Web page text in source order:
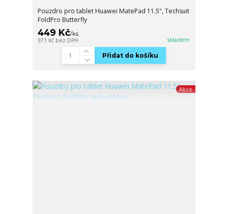
Pouzdro pro tablet Huawei MatePad 11.5", Techsuit
FoldPro Butterfly
449 Kč/ks
371 Kč bez DPH skladem
Přidat do košíku
Akce